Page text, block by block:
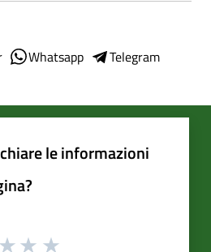
Whatsapp
Telegram
le informazioni